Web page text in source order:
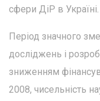
сфери ДіР в Україні.
Період значного
досліджень і
зниженням
2008, чисельність